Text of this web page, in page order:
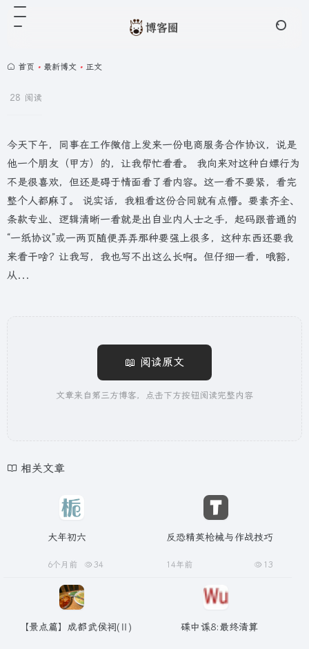
首页 • 最新博文 • 正文
28 阅读
今天下午，同事在工作微信上发来一份电商服务合作协议，说是
他一个朋友（甲方）的，让我帮忙看看。 我向来对这种白嫖行为
不是很喜欢，但还是碍于情面看了看内容。这一看不要紧，看完
整个人都麻了。 说实话，我粗看这份合同就有点懵。要素齐全、
条款专业、逻辑清晰一看就是出自业内人士之手，起码跟普通的
“一纸协议”或一两页随便弄弄那种要强上很多，这种东西还要我
来看干啥？让我写，我也写不出这么长啊。但仔细一看，哦豁，
从...
📖 阅读原文
文章来自第三方博客，点击下方按钮阅读完整内容
相关文章
大年初六
6个月前 34
反恐精英枪械与作战技巧
14年前 13
【景点篇】成都武侯祠(Ⅱ) 碟中谍8:最终清算